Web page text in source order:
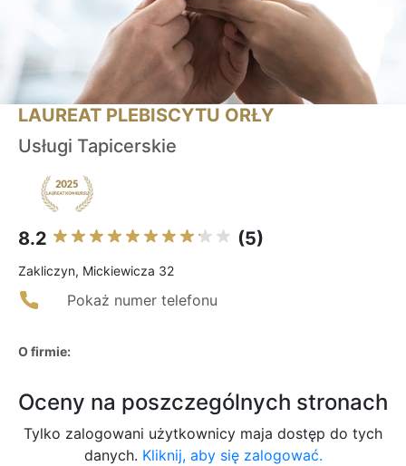
LAUREAT PLEBISCYTU ORŁY
Usługi Tapicerskie
8.2 (5)
Zakliczyn, Mickiewicza 32
Pokaż numer telefonu
O firmie:
Oceny na poszczególnych stronach
Tylko zalogowani użytkownicy maja dostęp do tych
danych. Kliknij, aby się zalogować.